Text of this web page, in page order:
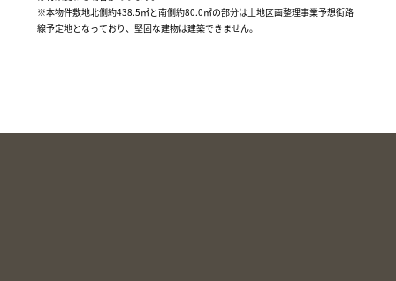
※本物件敷地北側約438.5㎡と南側約80.0㎡の部分は土地区画整理事業予想街路
線予定地となっており、堅固な建物は建築できません。